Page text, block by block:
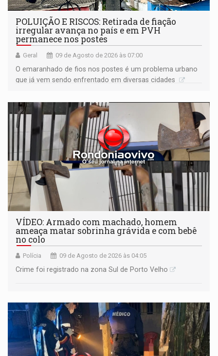
POLUIÇÃO E RISCOS: Retirada de fiação
irregular avança no país e em PVH
permanece nos postes
Geral 09 de Agosto de 2026 às 07:00
O emaranhado de fios nos postes é um problema urbano
que já vem sendo enfrentado em diversas cidades
VÍDEO: Armado com machado, homem
ameaça matar sobrinha grávida e com bebê
no colo
Polícia 09 de Agosto de 2026 às 04:05
Crime foi registrado na zona Sul de Porto Velho